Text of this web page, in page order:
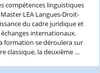
compétences linguistiques
LEA Langues-Droit-
du cadre juridique et
internationaux.
formation se déroulera sur
classique, la deuxième …